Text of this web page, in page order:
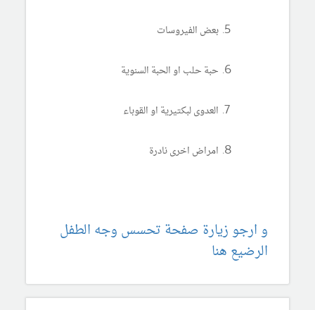
بعض الفيروسات
حبة حلب او الحبة السنوية
العدوى لبكتيرية او القوباء
امراض اخرى نادرة
و ارجو زيارة صفحة تحسس وجه الطفل
الرضيع هنا